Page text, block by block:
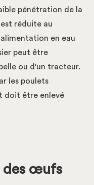
pénétration de la
réduite au
en eau
peut être
ou d'un tracteur.
les poulets
doit être enlevé
des œufs